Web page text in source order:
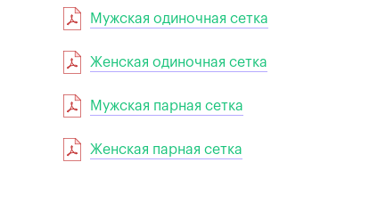
Мужская одиночная сетка
Женская одиночная сетка
Мужская парная сетка
Женская парная сетка